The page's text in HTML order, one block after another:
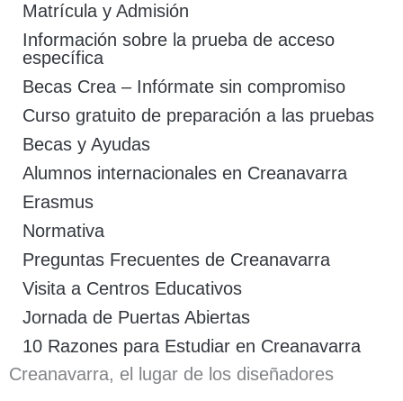
Matrícula y Admisión
Información sobre la prueba de acceso
específica
Becas Crea – Infórmate sin compromiso
Curso gratuito de preparación a las pruebas
Becas y Ayudas
Alumnos internacionales en Creanavarra
Erasmus
Normativa
Preguntas Frecuentes de Creanavarra
Visita a Centros Educativos
Jornada de Puertas Abiertas
10 Razones para Estudiar en Creanavarra
Creanavarra, el lugar de los diseñadores